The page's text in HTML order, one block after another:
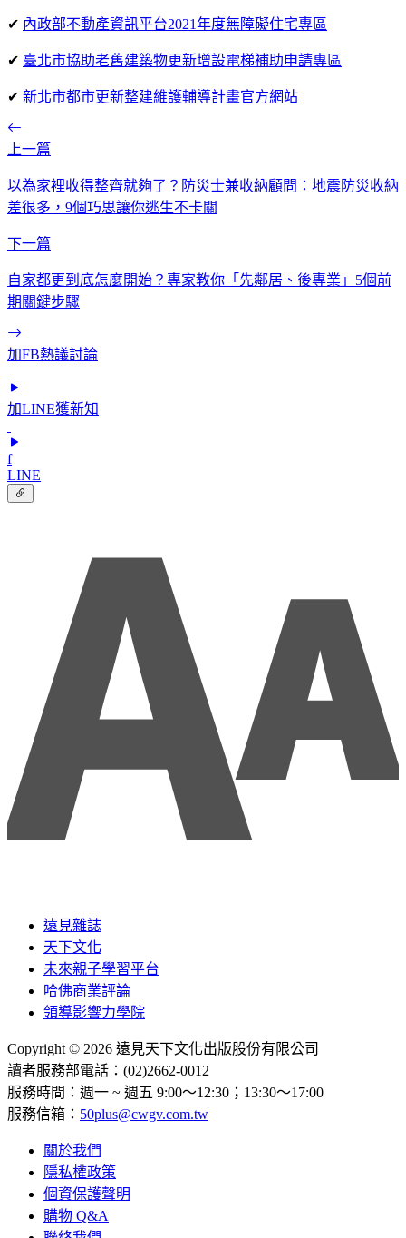
✔ 內政部不動產資訊平台2021年度無障礙住宅專區
✔ 臺北市協助老舊建築物更新增設電梯補助申請專區
✔​ 新北市都市更新整建維護輔導計畫官方網站
上一篇
以為家裡收得整齊就夠了？防災士兼收納顧問：地震防災收納
差很多，9個巧思讓你逃生不卡關
下一篇
自家都更到底怎麼開始？專家教你「先鄰居、後專業」5個前
期關鍵步驟
加FB熱議討論
加LINE獲新知
f
LINE
遠見雜誌
天下文化
未來親子學習平台
哈佛商業評論
領導影響力學院
Copyright © 2026 遠見天下文化出版股份有限公司
讀者服務部電話：(02)2662-0012
服務時間：週一 ~ 週五 9:00～12:30；13:30～17:00
服務信箱： 50plus@cwgv.com.tw
關於我們
隱私權政策
個資保護聲明
購物 Q&A